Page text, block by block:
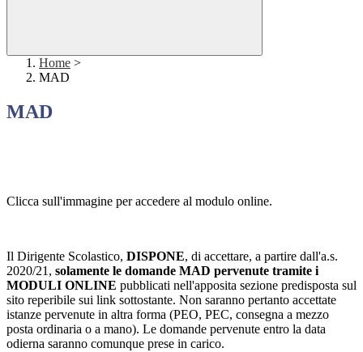
Home >
MAD
MAD
Clicca sull'immagine per accedere al modulo online.
Il Dirigente Scolastico, DISPONE, di accettare, a partire dall'a.s.
2020/21, solamente le domande MAD pervenute tramite i
MODULI ONLINE pubblicati nell'apposita sezione predisposta sul
sito reperibile sui link sottostante. Non saranno pertanto accettate
istanze pervenute in altra forma (PEO, PEC, consegna a mezzo
posta ordinaria o a mano). Le domande pervenute entro la data
odierna saranno comunque prese in carico.